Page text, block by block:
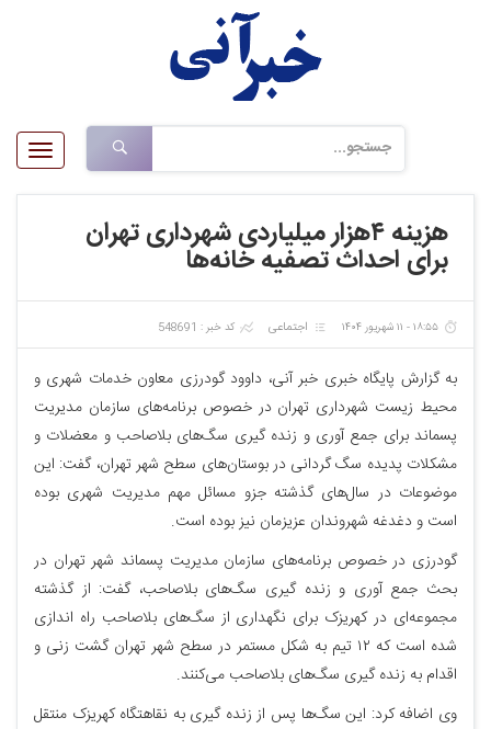
هزینه ۴هزار میلیاردی شهرداری تهران
برای احداث تصفیه خانه‌ها
۱۸:۵۵ - ۱۱ شهریور ۱۴۰۴ اجتماعی کد خبر : 548691
به گزارش پایگاه خبری خبر آنی، داوود گودرزی معاون خدمات شهری و
محیط زیست شهرداری تهران در خصوص برنامه‌های سازمان مدیریت
پسماند برای جمع آوری و زنده گیری سگ‌های بلاصاحب و معضلات و
مشکلات پدیده سگ گردانی در بوستان‌های سطح شهر تهران، گفت: این
موضوعات در سال‌های گذشته جزو مسائل مهم مدیریت شهری بوده
است و دغدغه شهروندان عزیزمان نیز بوده است.
گودرزی در خصوص برنامه‌های سازمان مدیریت پسماند شهر تهران در
بحث جمع آوری و زنده گیری سگ‌های بلاصاحب، گفت: از گذشته
مجموعه‌ای در کهریزک برای نگهداری از سگ‌های بلاصاحب راه اندازی
شده است که ۱۲ تیم به شکل مستمر در سطح شهر تهران گشت زنی و
اقدام به زنده گیری سگ‌های بلاصاحب می‌کنند.
وی اضافه کرد: این سگ‌ها پس از زنده گیری به نقاهتگاه کهریزک منتقل